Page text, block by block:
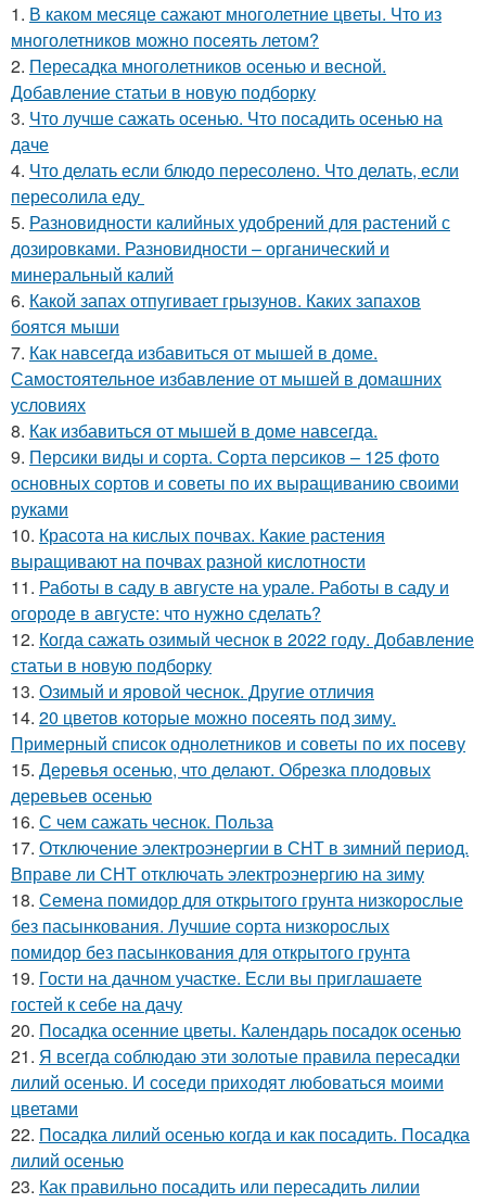
1. В каком месяце сажают многолетние цветы. Что из
многолетников можно посеять летом?
2. Пересадка многолетников осенью и весной.
Добавление статьи в новую подборку
3. Что лучше сажать осенью. Что посадить осенью на
даче
4. Что делать если блюдо пересолено. Что делать, если
пересолила еду
5. Разновидности калийных удобрений для растений с
дозировками. Разновидности – органический и
минеральный калий
6. Какой запах отпугивает грызунов. Каких запахов
боятся мыши
7. Как навсегда избавиться от мышей в доме.
Самостоятельное избавление от мышей в домашних
условиях
8. Как избавиться от мышей в доме навсегда.
9. Персики виды и сорта. Сорта персиков – 125 фото
основных сортов и советы по их выращиванию своими
руками
10. Красота на кислых почвах. Какие растения
выращивают на почвах разной кислотности
11. Работы в саду в августе на урале. Работы в саду и
огороде в августе: что нужно сделать?
12. Когда сажать озимый чеснок в 2022 году. Добавление
статьи в новую подборку
13. Озимый и яровой чеснок. Другие отличия
14. 20 цветов которые можно посеять под зиму.
Примерный список однолетников и советы по их посеву
15. Деревья осенью, что делают. Обрезка плодовых
деревьев осенью
16. С чем сажать чеснок. Польза
17. Отключение электроэнергии в СНТ в зимний период.
Вправе ли СНТ отключать электроэнергию на зиму
18. Семена помидор для открытого грунта низкорослые
без пасынкования. Лучшие сорта низкорослых
помидор без пасынкования для открытого грунта
19. Гости на дачном участке. Если вы приглашаете
гостей к себе на дачу
20. Посадка осенние цветы. Календарь посадок осенью
21. Я всегда соблюдаю эти золотые правила пересадки
лилий осенью. И соседи приходят любоваться моими
цветами
22. Посадка лилий осенью когда и как посадить. Посадка
лилий осенью
23. Как правильно посадить или пересадить лилии